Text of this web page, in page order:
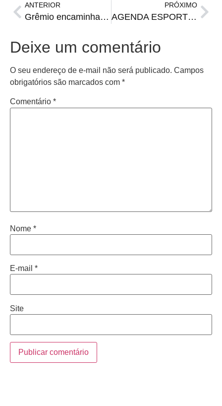
ANTERIOR
Grêmio encaminha renovação de Kannemann e deve anunciar acerto até sexta-feira
PRÓXIMO
AGENDA ESPORTIVA | Onde assistir os jogos do Brasileirão Série A de 27/09 a 28/09
Deixe um comentário
O seu endereço de e-mail não será publicado. Campos
obrigatórios são marcados com *
Comentário *
Nome *
E-mail *
Site